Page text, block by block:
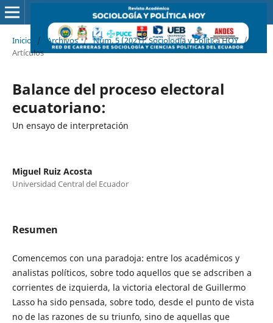
Inicio / Archivos / Núm. 5 (2021): Sociología y Política HOY /
Artículos
Balance del proceso electoral
ecuatoriano:
Un ensayo de interpretación
Miguel Ruiz Acosta
Universidad Central del Ecuador
Resumen
Comencemos con una paradoja: entre los académicos y
analistas políticos, sobre todo aquellos que se adscriben a
corrientes de izquierda, la victoria electoral de Guillermo
Lasso ha sido pensada, sobre todo, desde el punto de vista
no de las razones de su triunfo, sino de aquellas que